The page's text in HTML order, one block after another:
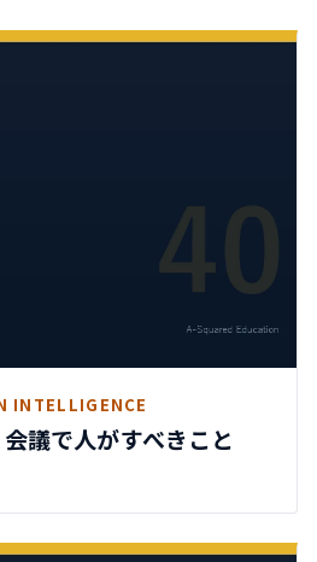
INTELLIGENCE
議で人がすべきこと